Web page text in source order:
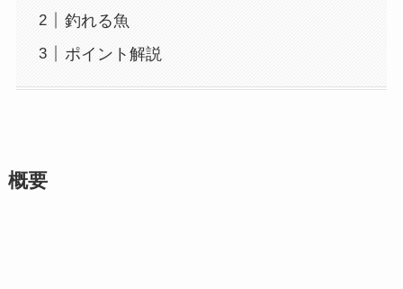
釣れる魚
ポイント解説
概要